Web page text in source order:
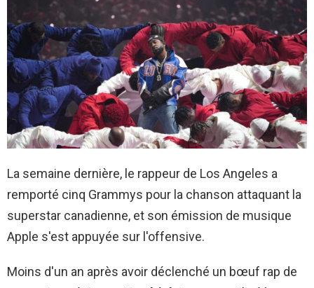
La semaine dernière, le rappeur de Los Angeles a
remporté cinq Grammys pour la chanson attaquant la
superstar canadienne, et son émission de musique
Apple s'est appuyée sur l'offensive.
Moins d'un an après avoir déclenché un bœuf rap de